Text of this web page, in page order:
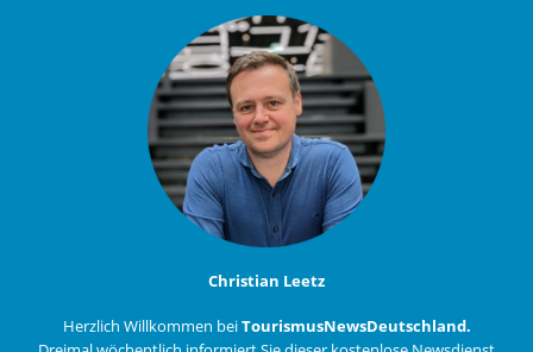
Christian Leetz
Herzlich Willkommen beiTourismusNewsDeutschland.